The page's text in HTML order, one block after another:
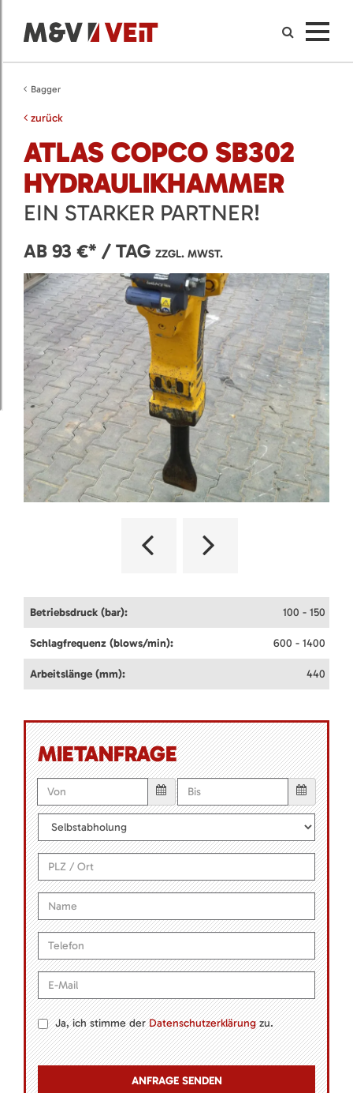
Bagger
zurück
ATLAS COPCO SB302
HYDRAULIKHAMMER
EIN STARKER PARTNER!
AB 93 €* / TAG ZZGL. MWST.
Betriebsdruck (bar): 100 - 150
Schlagfrequenz (blows/min): 600 - 1400
Arbeitslänge (mm): 440
MIETANFRAGE
Ja, ich stimme derDatenschutzerklärungzu.